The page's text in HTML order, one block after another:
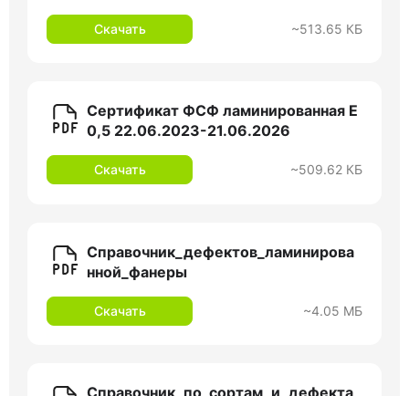
Скачать ~513.65 КБ
Сертификат ФСФ ламинированная Е
0,5 22.06.2023-21.06.2026
Скачать ~509.62 КБ
Справочник_дефектов_ламинирова
нной_фанеры
Скачать ~4.05 МБ